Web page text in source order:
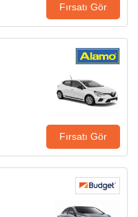
Fırsatı Gör
Fırsatı Gör